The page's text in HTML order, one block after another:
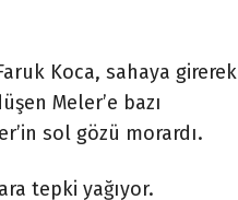
Koca, sahaya girerek
Meler’e bazı
sol gözü morardı.
tepki yağıyor.